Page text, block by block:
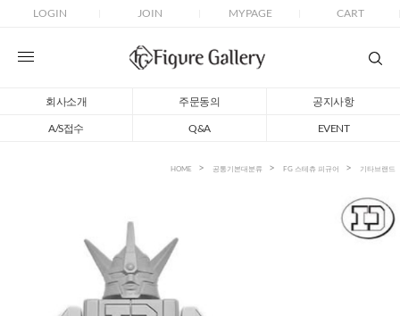
LOGIN JOIN MYPAGE CART
회사소개 주문동의
공지사항
A/S접수
Q&A EVENT
HOME 공통기본대분류 FG 스테츄 피규어 기타브랜드